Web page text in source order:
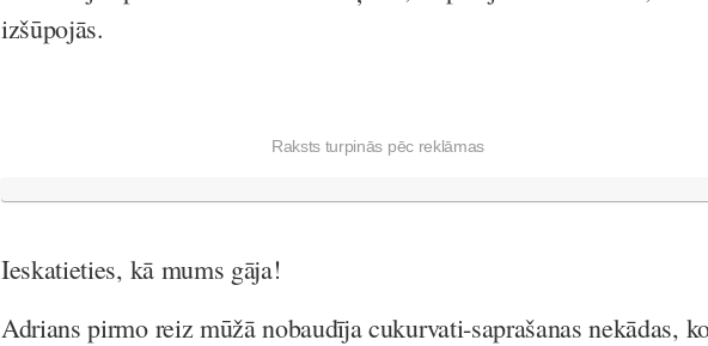
izšūpojās.
Raksts turpinās pēc reklāmas
Ieskatieties, kā mums gāja!
Adrians pirmo reiz mūžā nobaudīja cukurvati-saprašanas nekādas,